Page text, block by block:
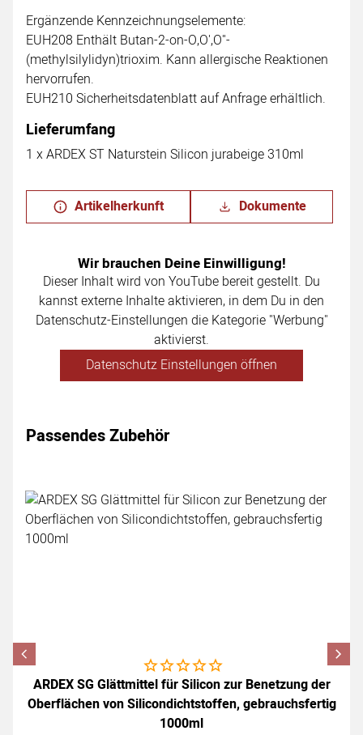
Ergänzende Kennzeichnungselemente:
EUH208 Enthält Butan-2-on-O,O',O''-
(methylsilylidyn)trioxim. Kann allergische Reaktionen
hervorrufen.
EUH210 Sicherheitsdatenblatt auf Anfrage erhältlich.
Lieferumfang
1 x ARDEX ST Naturstein Silicon jurabeige 310ml
Artikelherkunft Dokumente
Wir brauchen Deine Einwilligung!
Dieser Inhalt wird von YouTube bereit gestellt. Du
kannst externe Inhalte aktivieren, in dem Du in den
Datenschutz-Einstellungen die Kategorie "Werbung"
aktivierst.
Datenschutz Einstellungen öffnen
Passendes Zubehör
Zubehör überspringen
Noch keine Bewertungen abgegeben
ARDEX SG Glättmittel für Silicon zur Benetzung der
Oberflächen von Silicondichtstoffen, gebrauchsfertig
1000ml